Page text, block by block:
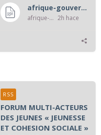
afrique-gouvernance-rss
afrique-gouvernance-rss 2h hace
FORUM MULTI-ACTEURS
DES JEUNES « JEUNESSE
ET COHESION SOCIALE »
RSS